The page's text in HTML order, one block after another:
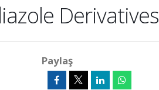
Derivatives
Paylaş